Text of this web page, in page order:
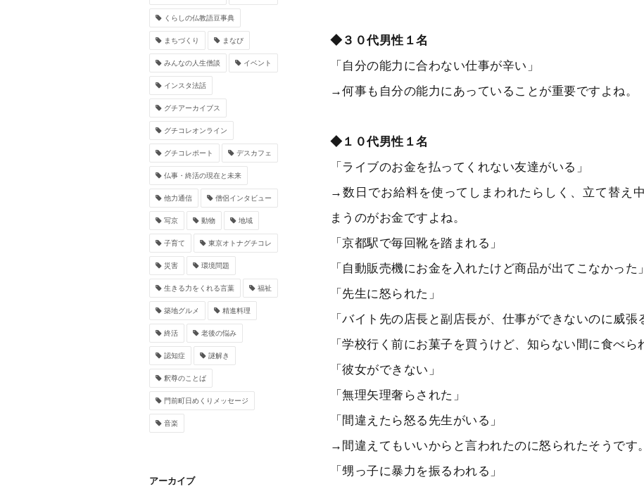
◆ ３０代男性１名
「自分の能力に合わない仕事が辛い」
→何事も自分の能力にあっていることが重要ですよね。
◆ １０代男性１名
「ライブのお金を払ってくれない友達がいる」
→数日でお給料を使ってしまわれたらしく、立て替え
まうのがお金ですよね。
「京都駅で毎回靴を踏まれる」
「自動販売機にお金を入れたけど商品が出てこなかった」
「先生に怒られた」
「バイト先の店長と副店長が、仕事ができないのに威張
「学校行く前にお菓子を買うけど、知らない間に食べら
「彼女ができない」
「無理矢理奢らされた」
「間違えたら怒る先生がいる」
→間違えてもいいからと言われたのに怒られたそうです
「甥っ子に暴力を振るわれる」
くらしの仏教語豆事典
まちづくり まなび
みんなの人生僧談 イベント
インスタ法話
グチアーカイブス
グチコレオンライン
グチコレポート デスカフェ
仏事・終活の現在と未来
他力通信 僧侶インタビュー
写京 動物 地域
子育て 東京オトナグチコレ
災害 環境問題
生きる力をくれる言葉 福祉
築地グルメ 精進料理
終活 老後の悩み
認知症 謎解き
釈尊のことば
門前町日めくりメッセージ
音楽
アーカイブ